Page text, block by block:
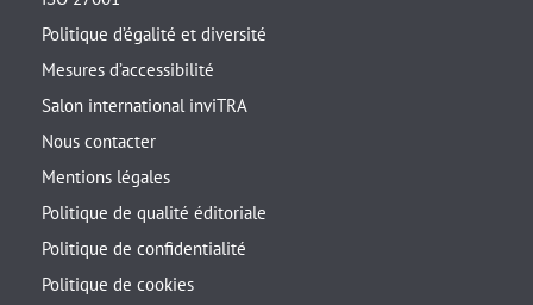
Politique d’égalité et diversité
Mesures d’accessibilité
Salon international inviTRA
Nous contacter
Mentions légales
Politique de qualité éditoriale
Politique de confidentialité
Politique de cookies